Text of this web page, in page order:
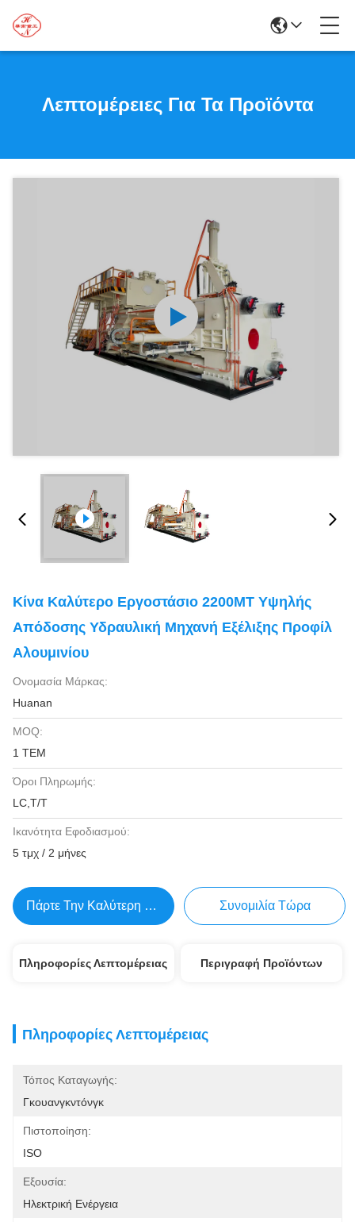
Λεπτομέρειες Για Τα Προϊόντα
Κίνα Καλύτερο Εργοστάσιο 2200MT Υψηλής
Απόδοσης Υδραυλική Μηχανή Εξέλιξης Προφίλ
Αλουμινίου
Ονομασία Μάρκας:
Huanan
MOQ:
1 ΤΕΜ
Όροι Πληρωμής:
LC,T/T
Ικανότητα Εφοδιασμού:
5 τμχ / 2 μήνες
Πάρτε Την Καλύτερη Τιμή Συνομιλία Τώρα
Πληροφορίες Λεπτομέρειας Περιγραφή Προϊόντων
Πληροφορίες Λεπτομέρειας
Τόπος Καταγωγής:
Γκουανγκντόνγκ
Πιστοποίηση:
ISO
Εξουσία:
Ηλεκτρική Ενέργεια